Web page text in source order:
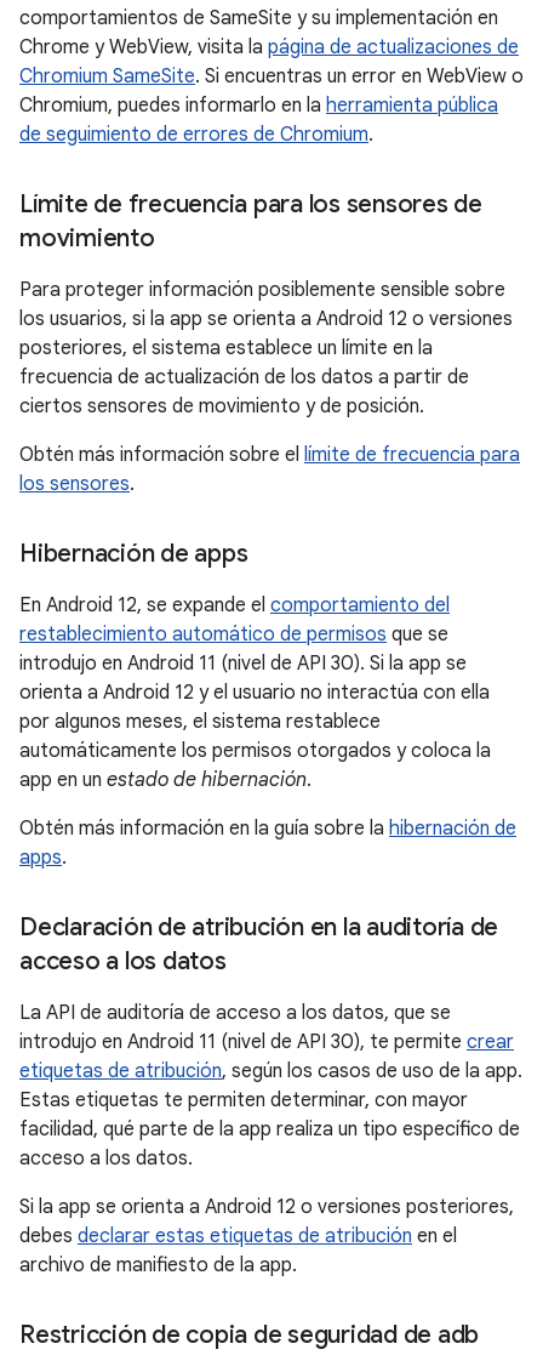
comportamientos de SameSite y su implementación en
Chrome y WebView, visita la página de actualizaciones de
Chromium SameSite. Si encuentras un error en WebView o
Chromium, puedes informarlo en la herramienta pública
de seguimiento de errores de Chromium.
Límite de frecuencia para los sensores de
movimiento
Para proteger información posiblemente sensible sobre
los usuarios, si la app se orienta a Android 12 o versiones
posteriores, el sistema establece un límite en la
frecuencia de actualización de los datos a partir de
ciertos sensores de movimiento y de posición.
Obtén más información sobre el límite de frecuencia para
los sensores.
Hibernación de apps
En Android 12, se expande el comportamiento del
restablecimiento automático de permisos que se
introdujo en Android 11 (nivel de API 30). Si la app se
orienta a Android 12 y el usuario no interactúa con ella
por algunos meses, el sistema restablece
automáticamente los permisos otorgados y coloca la
app en un estado de hibernación.
Obtén más información en la guía sobre la hibernación de
apps.
Declaración de atribución en la auditoría de
acceso a los datos
La API de auditoría de acceso a los datos, que se
introdujo en Android 11 (nivel de API 30), te permite crear
etiquetas de atribución, según los casos de uso de la app.
Estas etiquetas te permiten determinar, con mayor
facilidad, qué parte de la app realiza un tipo específico de
acceso a los datos.
Si la app se orienta a Android 12 o versiones posteriores,
debes declarar estas etiquetas de atribución en el
archivo de manifiesto de la app.
Restricción de copia de seguridad de adb